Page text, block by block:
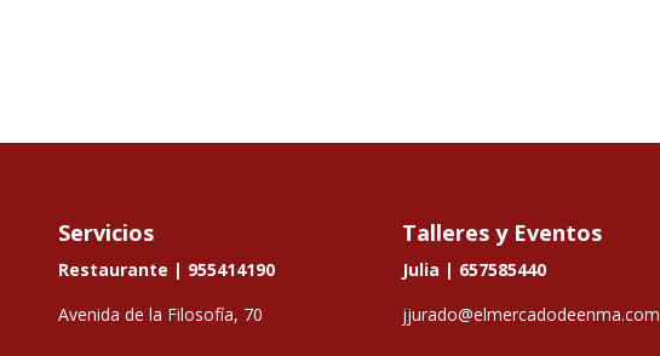
Servicios
Restaurante | 955414190
Avenida de la Filosofía, 70
Talleres y Eventos
Julia | 657585440
jjurado@elmercadodeenma.com